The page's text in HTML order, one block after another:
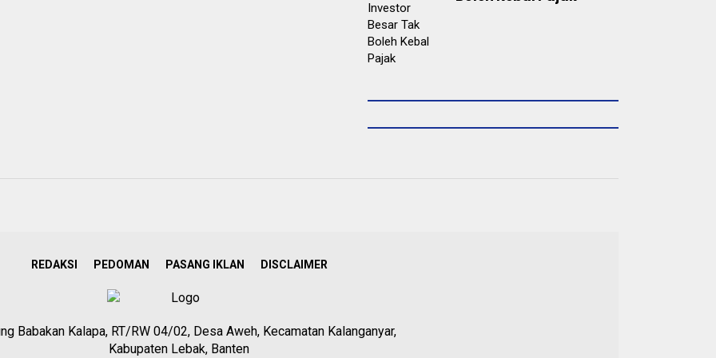
REDAKSI PEDOMAN PASANG IKLAN DISCLAIMER
Babakan Kalapa, RT/RW 04/02, Desa Aweh, Kecamatan Kalanganyar,
Kabupaten Lebak, Banten